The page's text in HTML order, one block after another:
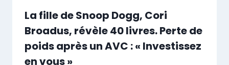
La fille de Snoop Dogg, Cori
Broadus, révèle 40 livres. Perte de
poids après un AVC : « Investissez
en vous »